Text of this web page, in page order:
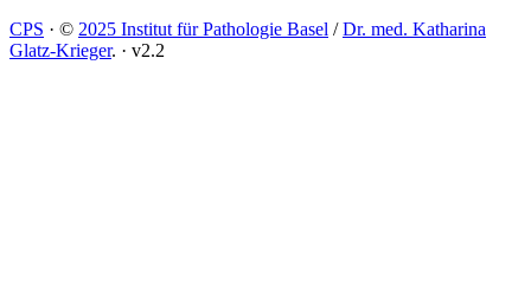
CPS · © 2025 Institut für Pathologie Basel /Dr. med. Katharina
Glatz-Krieger. · v2.2